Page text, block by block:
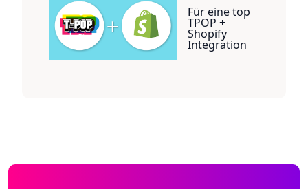
Für eine top
TPOP +
Shopify
Integration